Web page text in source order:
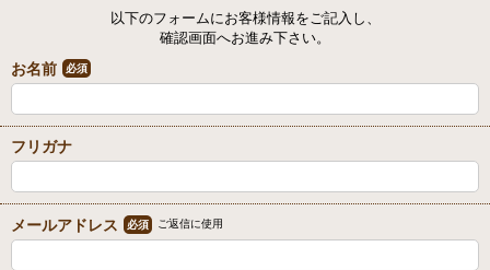
以下のフォームにお客様情報をご記入し、
確認画面へお進み下さい。
お名前 必須
フリガナ
メールアドレス 必須 ご返信に使用